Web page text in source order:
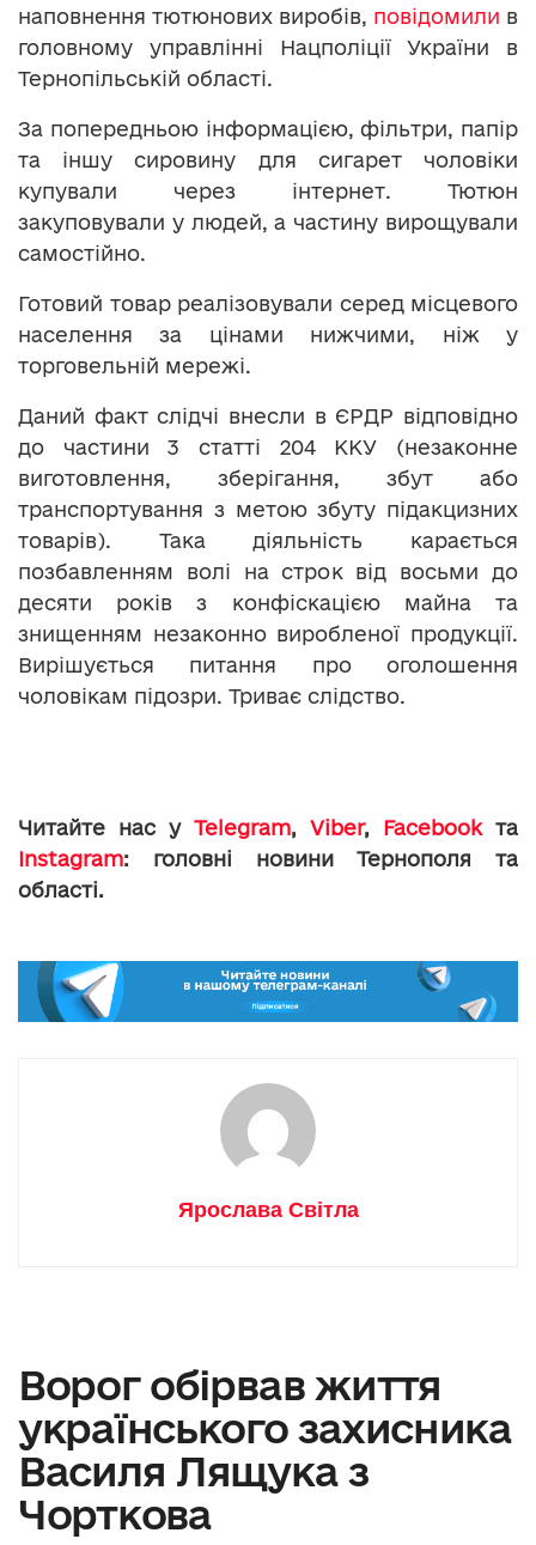
наповнення тютюнових виробів, повідомили в
головному управлінні Нацполіції України в
Тернопільській області.
За попередньою інформацією, фільтри, папір
та іншу сировину для сигарет чоловіки
купували через інтернет. Тютюн
закуповували у людей, а частину вирощували
самостійно.
Готовий товар реалізовували серед місцевого
населення за цінами нижчими, ніж у
торговельній мережі.
Даний факт слідчі внесли в ЄРДР відповідно
до частини 3 статті 204 ККУ (незаконне
виготовлення, зберігання, збут або
транспортування з метою збуту підакцизних
товарів). Така діяльність карається
позбавленням волі на строк від восьми до
десяти років з конфіскацією майна та
знищенням незаконно виробленої продукції.
Вирішується питання про оголошення
чоловікам підозри. Триває слідство.
Читайте нас у Telegram, Viber, Facebookта
Instagram: головні новини Тернополя та
області.
Ярослава Світла
Ворог обірвав життя
українського захисника
Василя Лящука з
Чорткова